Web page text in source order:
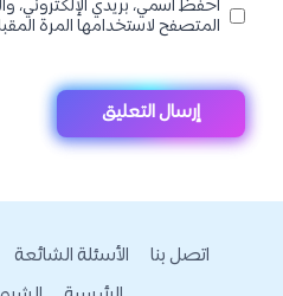
احفظ اسمي، بريدي الإلكتروني،
المتصفح لاستخدامها المرة
اتصل بنا الأسئلة الشائعة